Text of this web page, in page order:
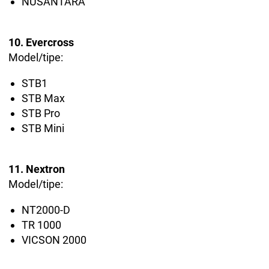
10. Evercross
Model/tipe:
STB1
STB Max
STB Pro
STB Mini
11. Nextron
Model/tipe:
NT2000-D
TR 1000
VICSON 2000